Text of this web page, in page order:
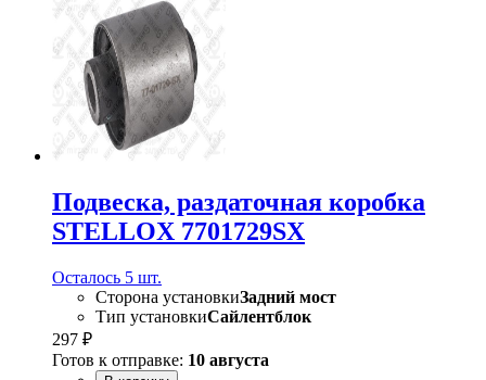
Подвеска, раздаточная коробка
STELLOX 7701729SX
Осталось 5 шт.
Сторона установкиЗадний мост
Тип установкиСайлентблок
297 ₽
Готов к отправке: 10 августа